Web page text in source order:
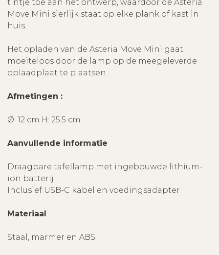
tintje toe aan het ontwerp, waardoor de Asteria
Move Mini sierlijk staat op elke plank of kast in
huis.
Het opladen van de Asteria Move Mini gaat
moeiteloos door de lamp op de meegeleverde
oplaadplaat te plaatsen.
Afmetingen :
Ø: 12 cm H: 25.5 cm
Aanvullende informatie
Draagbare tafellamp met ingebouwde lithium-
ion batterij
Inclusief USB-C kabel en voedingsadapter
Materiaal
Staal, marmer en ABS